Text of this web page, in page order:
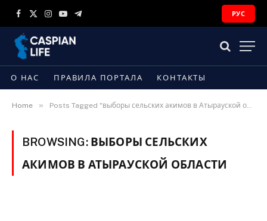
Facebook
X
Instagram
YouTubeTelegram
РУС
О НАС ПРАВИЛА ПОРТАЛА КОНТАКТЫ
Home » Posts Tagged "выборы сельских акимов в Атырауской области"
BROWSING: ВЫБОРЫ СЕЛЬСКИХ
АКИМОВ В АТЫРАУСКОЙ ОБЛАСТИ